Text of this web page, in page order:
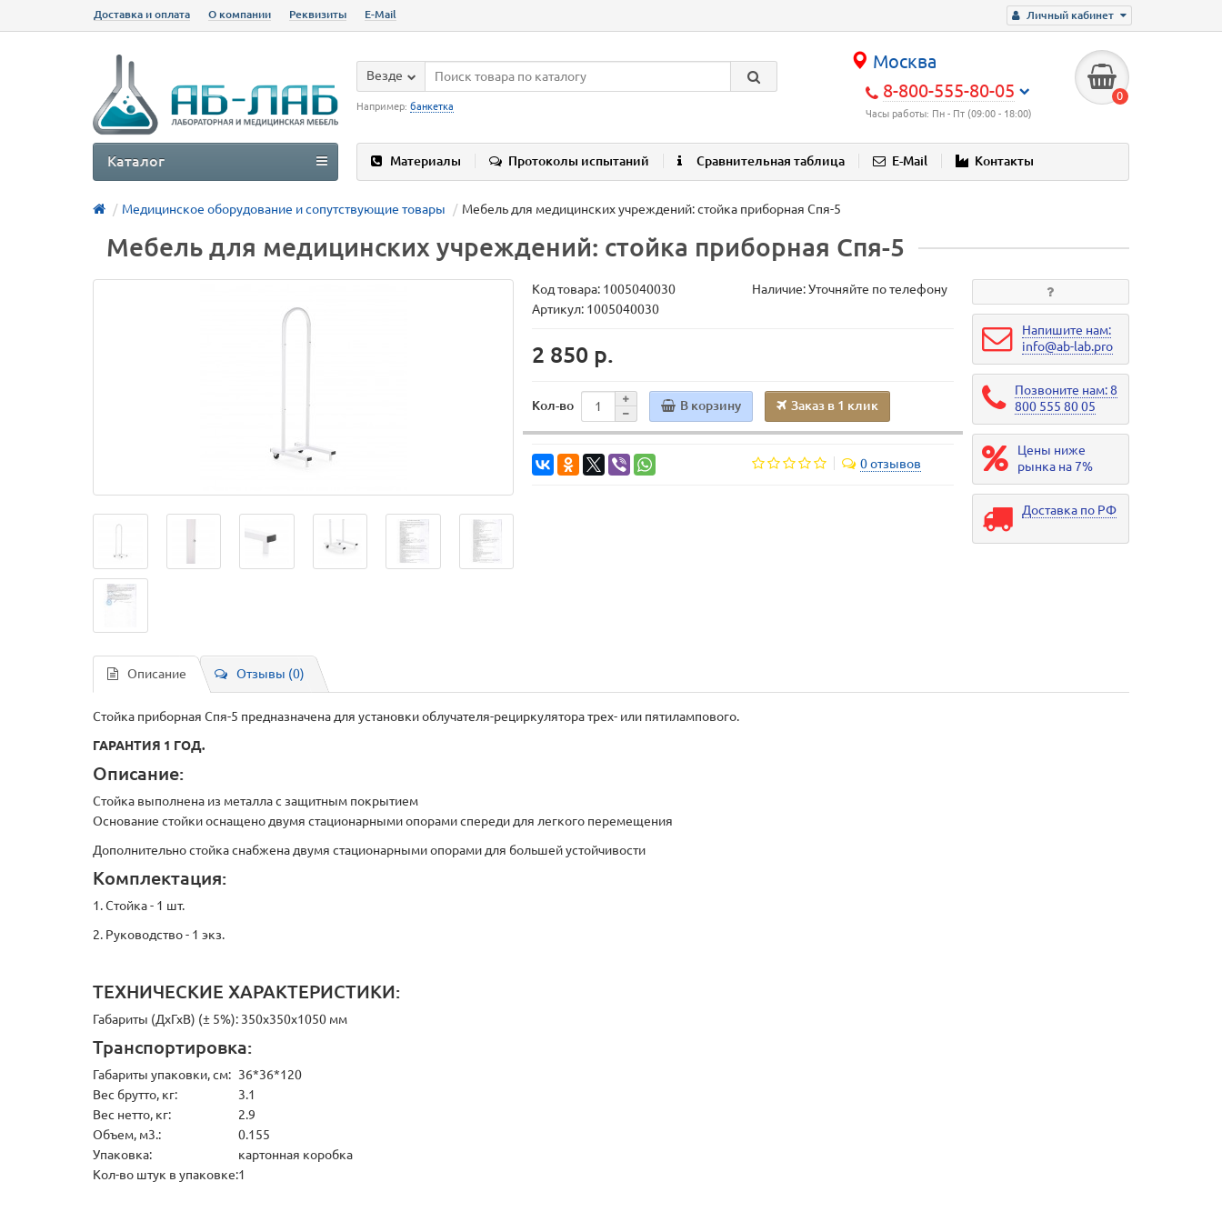
Личный кабинет
Доставка и оплата О компании Реквизиты E-Mail
Москва
8-800-555-80-05
Часы работы: Пн - Пт (09:00 - 18:00)
0
Везде
Например: банкетка
Материалы Протоколы испытаний Сравнительная таблица E-Mail Контакты
Каталог
Медицинское оборудование и сопутствующие товары Мебель для медицинских учреждений: стойка приборная Спя-5
Мебель для медицинских учреждений: стойка приборная Спя-5
Код товара: 1005040030
Наличие: Уточняйте по телефону
Артикул: 1005040030
2 850 р.
Кол-во В корзину Заказ в 1 клик
0 отзывов
Напишите нам:
info@ab-lab.pro
Позвоните нам: 8
800 555 80 05
Цены ниже
рынка на 7%
Доставка по РФ
Описание Отзывы (0)
Стойка приборная Спя-5 предназначена для установки облучателя-рециркулятора трех- или пятилампового.
ГАРАНТИЯ 1 ГОД.
Описание:
Стойка выполнена из металла с защитным покрытием
Основание стойки оснащено двумя стационарными опорами спереди для легкого перемещения
Дополнительно стойка снабжена двумя стационарными опорами для большей устойчивости
Комплектация:
1. Стойка - 1 шт.
2. Руководство - 1 экз.
ТЕХНИЧЕСКИЕ ХАРАКТЕРИСТИКИ:
Габариты (ДхГхВ) (± 5%): 350х350х1050 мм
Транспортировка:
Габариты упаковки, см: 36*36*120
Вес брутто, кг:
3.1
Вес нетто, кг:
2.9
Объем, м3.:
0.155
Упаковка:
картонная коробка
Кол-во штук в упаковке:1